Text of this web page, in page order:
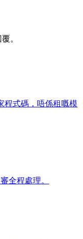
。
程式碼，唔係租嘅模
全程處理。